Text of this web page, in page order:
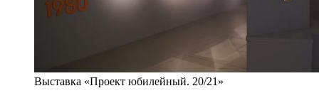
Выставка «Проект юбилейный. 20/21»